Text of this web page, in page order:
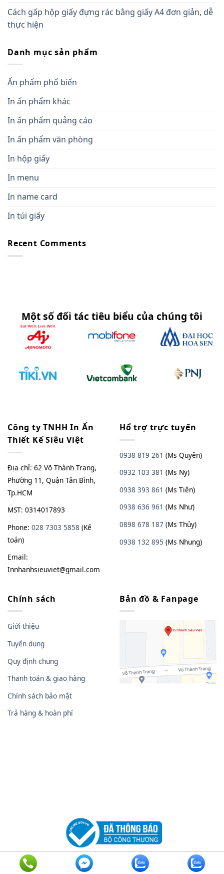
Cách gấp hộp giấy đựng rác bằng giấy A4 đơn giản, dễ
thực hiện
Danh mục sản phẩm
Ấn phẩm phổ biến
In ấn phẩm khác
In ấn phẩm quảng cáo
In ấn phẩm văn phòng
In hộp giấy
In menu
In name card
In túi giấy
Recent Comments
Một số đối tác tiêu biểu của chúng tôi
Công ty TNHH In Ấn
Thiết Kế Siêu Việt
Địa chỉ: 62 Võ Thành Trang,
Phường 11, Quận Tân Bình,
Tp.HCM
MST: 0314017893
Phone: 028 7303 5858 (Kế
toán)
Email:
Innhanhsieuviet@gmail.com
Hổ trợ trực tuyến
0938 819 261 (Ms Quyên)
0932 103 381 (Ms Ny)
0938 393 861 (Ms Tiên)
0938 636 961 (Ms Như)
0898 678 187 (Ms Thủy)
0938 132 895 (Ms Nhung)
Chính sách
Giới thiệu
Tuyển dụng
Quy định chung
Thanh toán & giao hàng
Chính sách bảo mật
Trả hàng & hoàn phí
Bản đồ & Fanpage
Copyright 2026 © Innhanhsieuviet.com